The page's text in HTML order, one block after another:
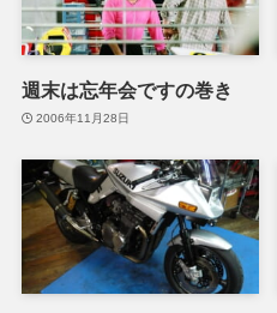
週末は忘年会ですの巻き
2006年11月28日